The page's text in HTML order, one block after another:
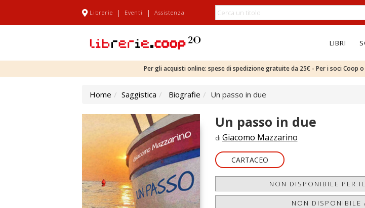
Librerie | Eventi | Assistenza
LIBRI
Per gli acquisti online: spese di spedizione gratuite da 25€ - Per i soci
Home Saggistica Biografie Un passo in due
Un passo in due
di Giacomo Mazzarino
CARTACEO
NON DISPONIBILE PER
NON DISPONIBILE